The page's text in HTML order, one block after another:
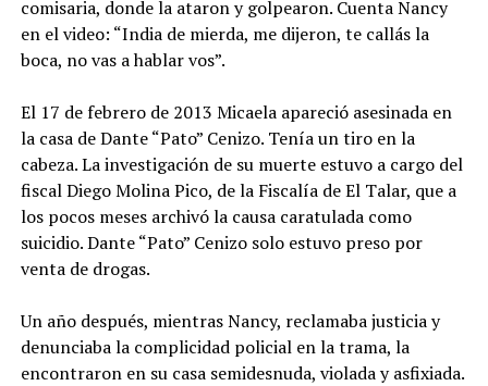
comisaria, donde la ataron y golpearon. Cuenta Nancy
en el video: “India de mierda, me dijeron, te callás la
boca, no vas a hablar vos”.
El 17 de febrero de 2013 Micaela apareció asesinada en
la casa de Dante “Pato” Cenizo. Tenía un tiro en la
cabeza. La investigación de su muerte estuvo a cargo del
fiscal Diego Molina Pico, de la Fiscalía de El Talar, que a
los pocos meses archivó la causa caratulada como
suicidio. Dante “Pato” Cenizo solo estuvo preso por
venta de drogas.
Un año después, mientras Nancy, reclamaba justicia y
denunciaba la complicidad policial en la trama, la
encontraron en su casa semidesnuda, violada y asfixiada.